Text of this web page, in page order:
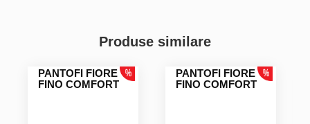
Produse similare
PANTOFI FIORE
FINO COMFORT
PANTOFI FIORE
FINO COMFORT